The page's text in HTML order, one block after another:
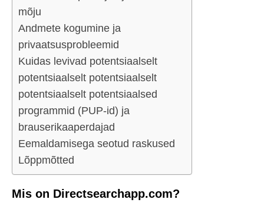
mõju
Andmete kogumine ja
privaatsusprobleemid
Kuidas levivad potentsiaalselt
potentsiaalselt potentsiaalselt
potentsiaalselt potentsiaalsed
programmid (PUP-id) ja
brauserikaaperdajad
Eemaldamisega seotud raskused
Lõppmõtted
Mis on Directsearchapp.com?